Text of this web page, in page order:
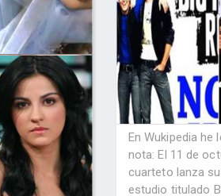
En Wukipedia he
nota: El 11 de
cuarteto lanza
estudio titulado